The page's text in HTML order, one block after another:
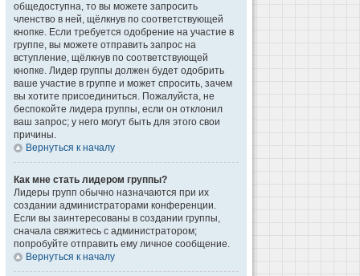
общедоступна, то вы можете запросить
членство в ней, щёлкнув по соответствующей
кнопке. Если требуется одобрение на участие в
группе, вы можете отправить запрос на
вступление, щёлкнув по соответствующей
кнопке. Лидер группы должен будет одобрить
ваше участие в группе и может спросить, зачем
вы хотите присоединиться. Пожалуйста, не
беспокойте лидера группы, если он отклонил
ваш запрос; у него могут быть для этого свои
причины.
Вернуться к началу
Как мне стать лидером группы?
Лидеры групп обычно назначаются при их
создании администраторами конференции.
Если вы заинтересованы в создании группы,
сначала свяжитесь с администратором;
попробуйте отправить ему личное сообщение.
Вернуться к началу